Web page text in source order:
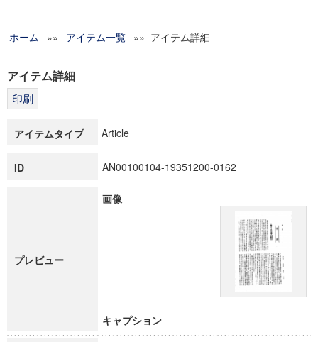
グローバルリサーチインスティテュート
科学研究費補助金研究成果報告書
博士課程教育リーディングプログラム「超成熟社会発展のサ
ホーム »» アイテム一覧 »» アイテム詳細
アイテム詳細
アイテムタイプ Article
ID AN00100104-19351200-0162
プレビュー
画像
キャプション